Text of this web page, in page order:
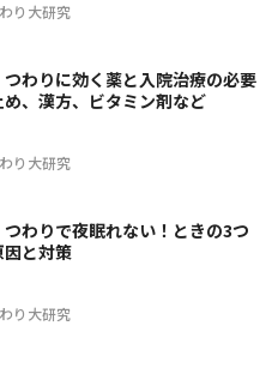
り大研究
り大研究
つわりに効く薬と入院治療の必要
、漢方、ビタミン剤など
り大研究
つわりで夜眠れない！ときの3つ
因と対策